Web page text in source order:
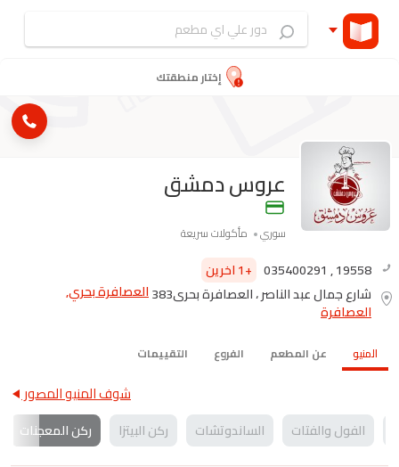
إختار منطقتك
عروس دمشق
سوري مأكولات سريعة
19558
,
035400291 +1 اخرين
شارع جمال عبد الناصر ، العصافرة بحري383
العصافرة بحري,
العصافرة
المنيو عن المطعم الفروع التقييمات
شوف المنيو المصور
الفول والفتات الساندوتشات ركن البيتزا ركن المعجنات